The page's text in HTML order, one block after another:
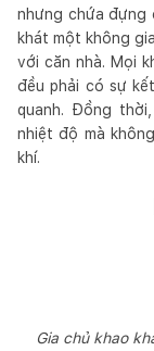
nhưng chứa đựng
khát một không
với căn nhà. Mọi
đều phải có sự
quanh. Đồng
nhiệt độ mà
khí.
Gia chủ khao